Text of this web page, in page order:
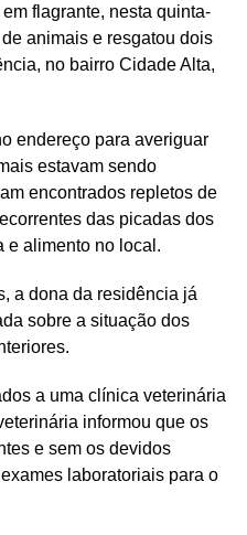
flagrante, nesta quinta-
animais e resgatou dois
no bairro Cidade Alta,
endereço para averiguar
estavam sendo
encontrados repletos de
das picadas dos
e alimento no local.
a dona da residência já
sobre a situação dos
a uma clínica veterinária
informou que os
e sem os devidos
laboratoriais para o